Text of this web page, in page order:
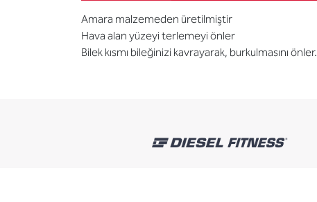
Amara malzemeden üretilmiştir
Hava alan yüzeyi terlemeyi önler
Bilek kısmı bileğinizi kavrayarak, burkulmasını önler.